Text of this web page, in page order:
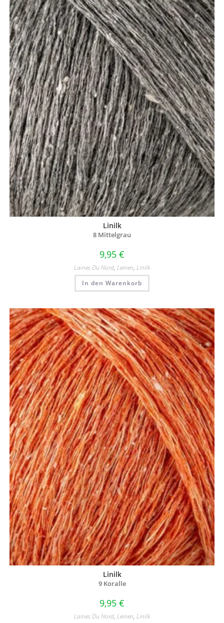
Linilk
8 Mittelgrau
9,95 €
Laines Du Nord, Leinen, Linilk
In den Warenkorb
Linilk
9 Koralle
9,95 €
Laines Du Nord, Leinen, Linilk